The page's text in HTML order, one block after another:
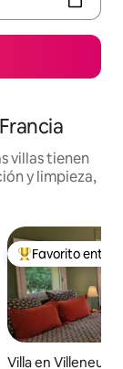
villas tienen
y limpieza,
De los mejores
Favorito entre
Villa en